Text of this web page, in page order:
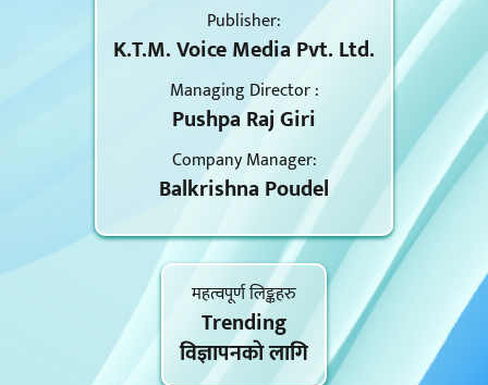
Publisher:
K.T.M. Voice Media Pvt. Ltd.
Managing Director :
Pushpa Raj Giri
Company Manager:
Balkrishna Poudel
महत्वपूर्ण लिङ्कहरु
Trending
विज्ञापनकाे लागि